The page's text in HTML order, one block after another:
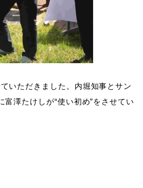
いただきました。内堀知事とサン
澤たけしが“使い初め”をさせてい